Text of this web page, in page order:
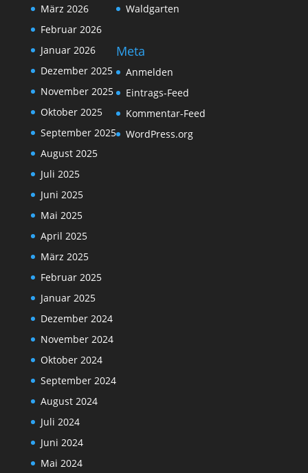
März 2026
Februar 2026
Januar 2026
Dezember 2025
November 2025
Oktober 2025
September 2025
August 2025
Juli 2025
Juni 2025
Mai 2025
April 2025
März 2025
Februar 2025
Januar 2025
Dezember 2024
November 2024
Oktober 2024
September 2024
August 2024
Juli 2024
Juni 2024
Mai 2024
Waldgarten
Meta
Anmelden
Eintrags-Feed
Kommentar-Feed
WordPress.org